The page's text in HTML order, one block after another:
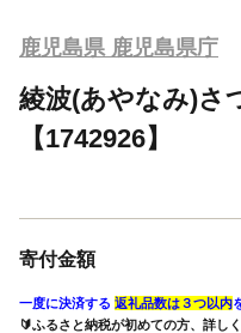
鹿児島県 鹿児島県庁
綾波(あやなみ)さ
【1742926】
寄付金額
一度に決済する 返礼品数は３つ以内
🔰ふるさと納税が初めての方、詳し